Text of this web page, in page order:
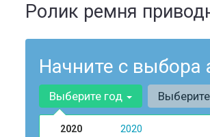
Ролик ремня
Начните с выбора
Выберите год
2020
2020